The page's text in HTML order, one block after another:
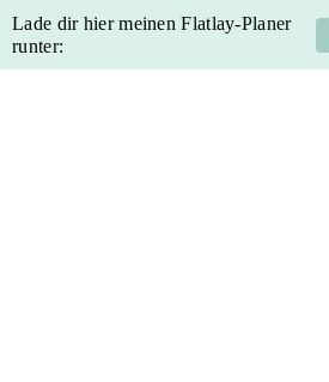
Skip
Skip
Skip
Skip
Lade dir hier meinen Flatlay-Planer
runter: